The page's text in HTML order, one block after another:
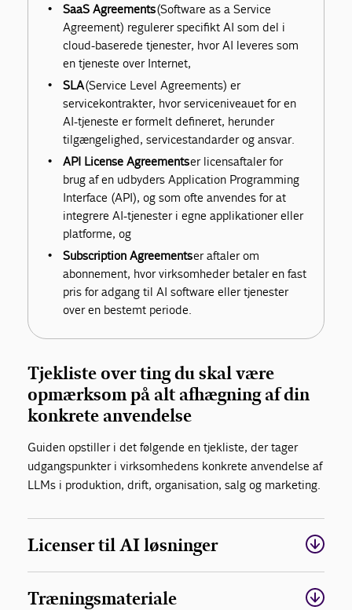
SaaS Agreements(Software as a Service
Agreement) regulerer specifikt AI som del i
cloud-baserede tjenester, hvor AI leveres som
en tjeneste over Internet,
SLA(Service Level Agreements) er
servicekontrakter, hvor serviceniveauet for en
AI-tjeneste er formelt defineret, herunder
tilgængelighed, servicestandarder og ansvar.
API License Agreementser licensaftaler for
brug af en udbyders Application Programming
Interface (API), og som ofte anvendes for at
integrere AI-tjenester i egne applikationer eller
platforme, og
Subscription Agreementser aftaler om
abonnement, hvor virksomheder betaler en fast
pris for adgang til AI software eller tjenester
over en bestemt periode.
Tjekliste over ting du skal være
opmærksom på alt afhægning af din
konkrete anvendelse
Guiden opstiller i det følgende en tjekliste, der tager
udgangspunkter i virksomhedens konkrete anvendelse af
LLMs i produktion, drift, organisation, salg og marketing.
Licenser til AI løsninger
Træningsmateriale